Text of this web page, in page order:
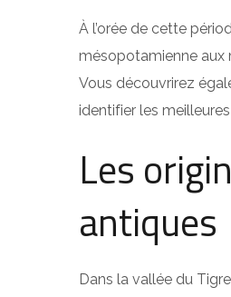
À l’orée de cette
mésopotamienne aux
Vous découvrirez
identifier les
Les
antiques
Dans la vallée du